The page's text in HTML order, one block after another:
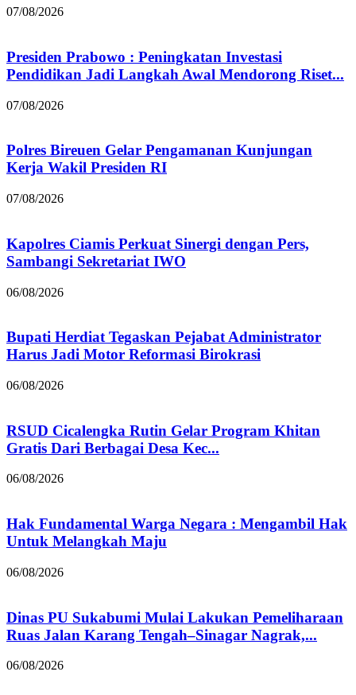
07/08/2026
Presiden Prabowo : Peningkatan Investasi
Pendidikan Jadi Langkah Awal Mendorong Riset...
07/08/2026
Polres Bireuen Gelar Pengamanan Kunjungan
Kerja Wakil Presiden RI
07/08/2026
Kapolres Ciamis Perkuat Sinergi dengan Pers,
Sambangi Sekretariat IWO
06/08/2026
Bupati Herdiat Tegaskan Pejabat Administrator
Harus Jadi Motor Reformasi Birokrasi
06/08/2026
RSUD Cicalengka Rutin Gelar Program Khitan
Gratis Dari Berbagai Desa Kec...
06/08/2026
Hak Fundamental Warga Negara : Mengambil Hak
Untuk Melangkah Maju
06/08/2026
Dinas PU Sukabumi Mulai Lakukan Pemeliharaan
Ruas Jalan Karang Tengah–Sinagar Nagrak,...
06/08/2026